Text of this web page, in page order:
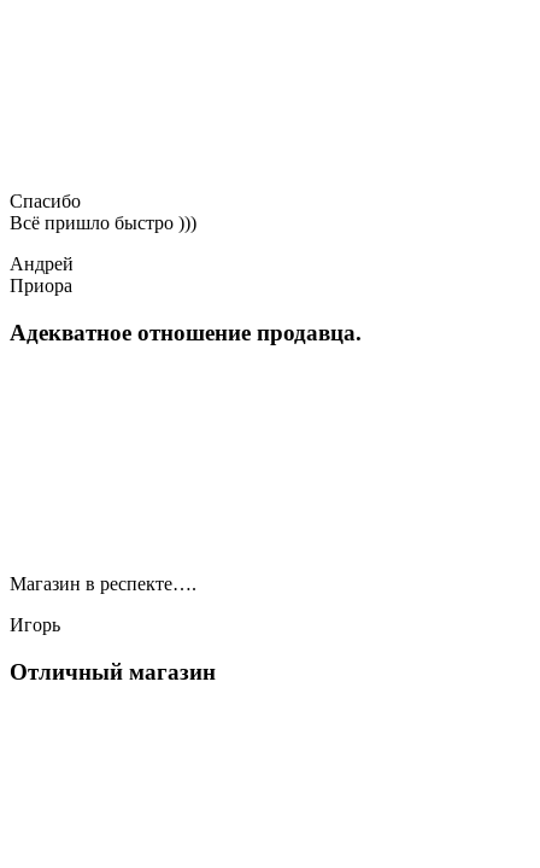
Спасибо
Всё пришло быстро )))
Андрей
Приора
Адекватное отношение продавца.
Магазин в респекте….
Игорь
Отличный магазин